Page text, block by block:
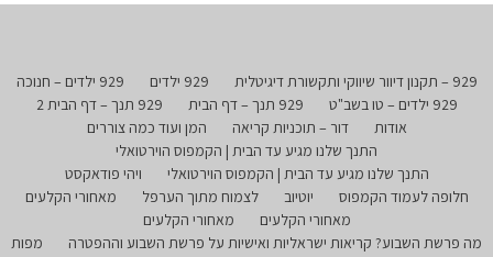
929 – תקנון דיוור שיווקי ותקשורת דיגיטלית 929 ילדים
929 ילדים – חנוכה
929 ילדים – טו בשב"ט
929 תנך – דף הבית
929 תנך – דף הבית 2
אודות
דור – תוכניות קריאה
המן ועוד כמה צוררים
התנך שלנו מגיע עד הבית | הקמפוס הוירטואלי
התנך שלנו מגיע עד הבית | הקמפוס הוירטואלי
ויהי פודאקסט
חלופה לעמוד הקמפוס
יוטיוב לצמוח מתוך הערפל
מאחורי הקלעים
מאחורי הקלעים
מאחורי הקלעים
מה פרשת השבוע? קריאות ישראליות ואישיות על פרשת השבוע וההפטרה
מפות